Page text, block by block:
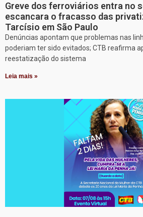
Greve dos ferroviários entra no
escancara o fracasso das
Tarcísio em São Paulo
Denúncias apontam que problemas nas
poderiam ter sido evitados; CTB reafirma
reestatização do sistema
Leia mais »